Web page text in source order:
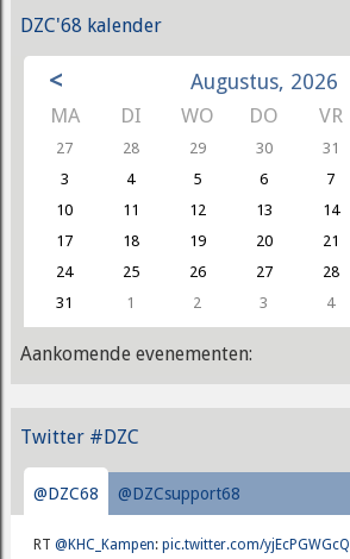
DZC'68 kalender
< Augustus, 2026
MA DI WO DO VR
27 28 29 30 31
3
4 5 6 7
10
11 12 13 14
17
18 19 20 21
24
25 26 27 28
31
1 2 3 4
Aankomende evenementen:
Twitter #DZC
@DZC68 @DZCsupport68
RT@KHC_Kampen:pic.twitter.com/yjEcPGWGcQ